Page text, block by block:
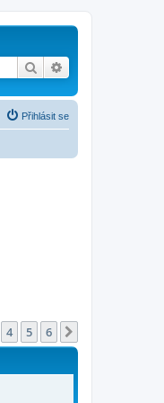
Hledat
Přihlásit se
4 5 6